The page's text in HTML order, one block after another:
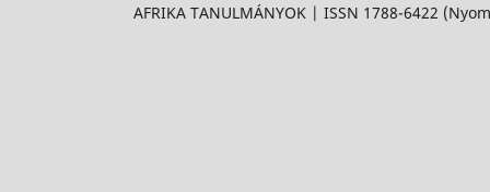
AFRIKA TANULMÁNYOK | ISSN 1788-6422